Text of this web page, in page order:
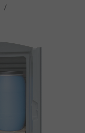
/